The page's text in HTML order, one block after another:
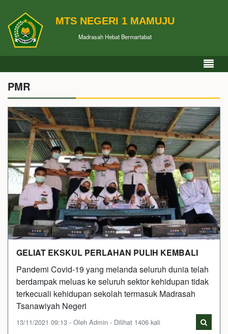
MTS NEGERI 1 MAMUJU
Madrasah Hebat Bermartabat
PMR
GELIAT EKSKUL PERLAHAN PULIH KEMBALI
Pandemi Covid-19 yang melanda seluruh dunia telah
berdampak meluas ke seluruh sektor kehidupan tidak
terkecuali kehidupan sekolah termasuk Madrasah
Tsanawiyah Negeri
13/11/2021 09:13 - Oleh Admin - Dilihat 1406 kali